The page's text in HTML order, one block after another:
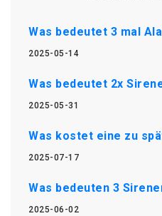
Was bedeutet 3 mal
2025-05-14
Was bedeutet 2x
2025-05-31
Was kostet eine zu
2025-07-17
Was bedeuten 3
2025-06-02